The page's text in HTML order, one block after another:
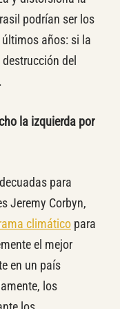
podrían ser los
años: si la
del
la izquierda por
para
Jeremy Corbyn,
climáticopara
el mejor
en un país
los